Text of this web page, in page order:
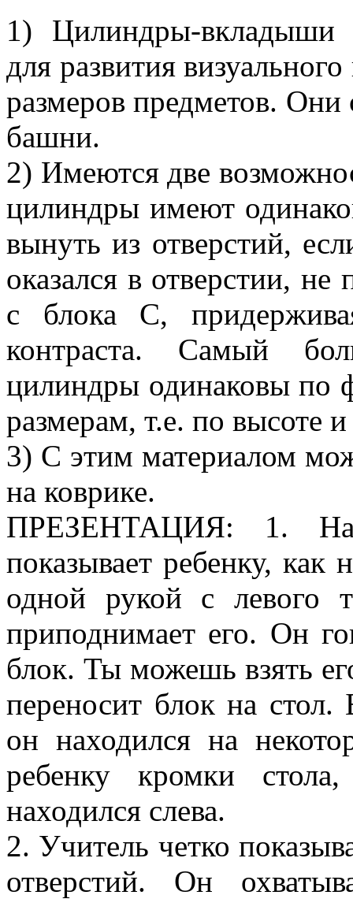
1) Цилиндры-вкладыши
для развития
размеров предметов. Они
башни.
2) Имеются две
цилиндры имеют
вынуть из отверстий,
оказался в отверстии,
с блока С,
контраста. Самый
цилиндры одинаковы по
размерам, т.е. по высоте
3) С этим материалом
на коврике.
ПРЕЗЕНТАЦИЯ: 1.
показывает ребенку, как
одной рукой с левого
приподнимает его. Он
блок. Ты можешь взять
переносит блок на стол.
он находился на
ребенку кромки
находился слева.
2. Учитель четко
отверстий. Он